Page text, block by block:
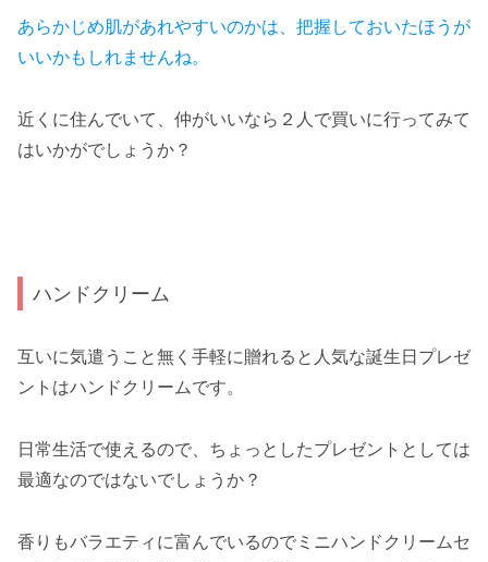
あらかじめ肌があれやすいのかは、 把握 しておいたほうが
いいかもしれませんね。
近くに住んでいて、仲がいいなら２人で買いに行ってみて
はいかがでしょうか？
ハンドクリーム
互いに気遣うこと無く手軽に贈れると人気な誕生日プレゼ
ントはハンドクリームです。
日常生活で使えるので、ちょっとしたプレゼントとしては
最適なのではないでしょうか？
香りもバラエティに富んでいるのでミニハンドクリームセ